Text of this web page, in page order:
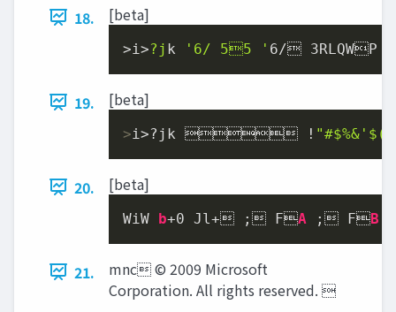
18.
[beta]
>i>?j k '6/ 55 ' 6/
19. [beta]
>i>?jk  ! "#$%&' $()
20. [beta]
WiW b+0 Jl+ ; FA ; FB
21.
mnc © 2009 Microsoft
Corporation. All rights reserved. 